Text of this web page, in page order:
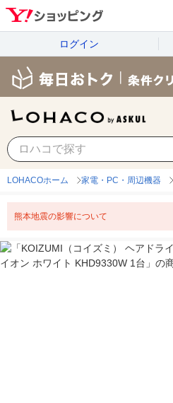
ログイン
LOHACOホーム 家電・PC・周辺機器
熊本地震の影響について